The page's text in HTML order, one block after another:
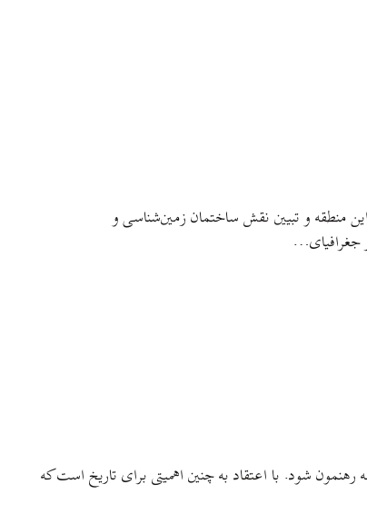
منطقه و تبیین نقش ساختمان زمین‌شناسی و
جغرافیای…
رهنمون شود. با اعتقاد به چنین اهمیتی برای تاریخ است که